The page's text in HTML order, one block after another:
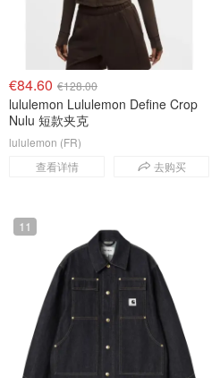
€84.60 €128.00
lululemon Lululemon Define Crop
Nulu 短款夹克
查看详情 去购买
lululemon (FR)
11